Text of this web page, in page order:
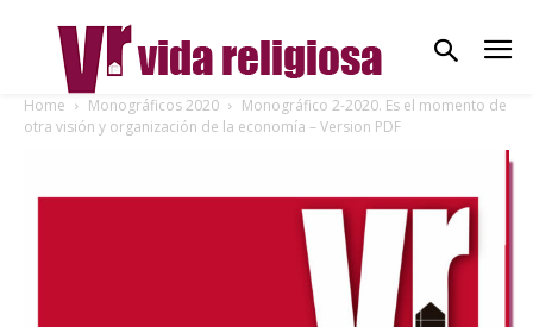
Home Monográficos 2020
Monográfico 2-2020. Es el momento de
otra visión y organización de la economía – Version PDF